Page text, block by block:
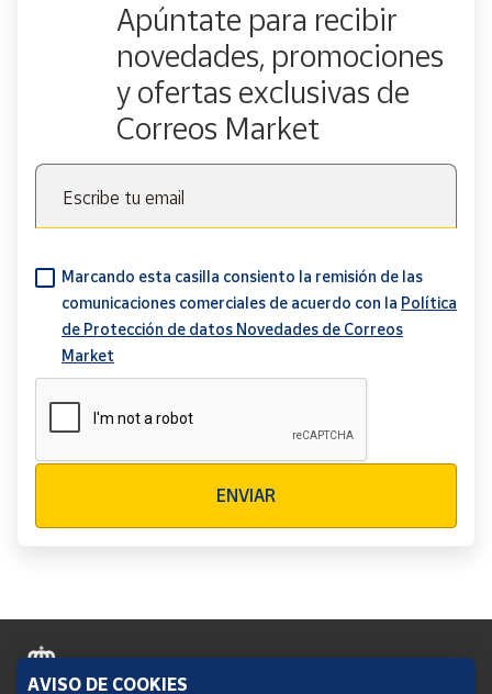
Apúntate para recibir
novedades, promociones
y ofertas exclusivas de
Correos Market
Escribe tu email
Marcando esta casilla consiento la remisión de las
comunicaciones comerciales de acuerdo con la Política
de Protección de datos Novedades de Correos
Market
ENVIAR
AVISO DE COOKIES